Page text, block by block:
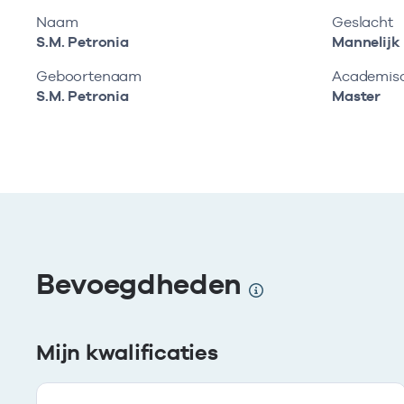
Naam
S.M. Petronia
Geboortenaam
S.M. Petronia
Geslacht
Mannelijk
Master
Bevoegdheden
Mijn kwalificaties